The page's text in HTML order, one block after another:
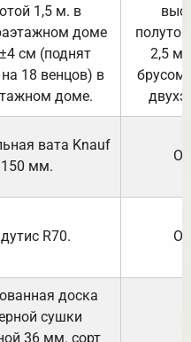
1,5 м. в
доме
см (поднят
18 венцов) в
доме.
2,5 м
брусом
вата Knauf
150 мм.
R70.
доска
сушки
36 мм. сорт